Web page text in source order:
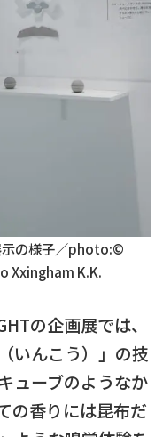
示の様子／photo:©
Xxingham K.K.
の企画展では、
いんこう）」の技
ューブのようなか
の香りには昆布だ